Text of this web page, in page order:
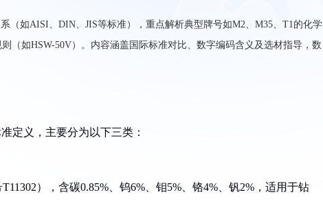
（如AISI、DIN、JIS等标准），重点解析典型牌号如M2、M35、T1的化学
（如HSW-50V）。内容涵盖国际标准对比、数字编码含义及选材指导，数
定义，主要分为以下三类：
），含碳0.85%、钨6%、钼5%、铬4%、钒2%，适用于钻